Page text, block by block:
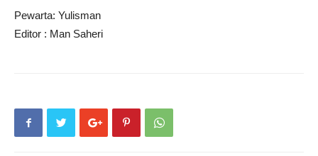
Pewarta: Yulisman
Editor : Man Saheri